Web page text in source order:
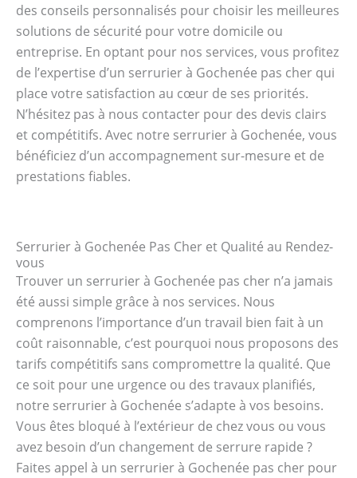
des conseils personnalisés pour choisir les meilleures
solutions de sécurité pour votre domicile ou
entreprise. En optant pour nos services, vous profitez
de l’expertise d’un serrurier à Gochenée pas cher qui
place votre satisfaction au cœur de ses priorités.
N’hésitez pas à nous contacter pour des devis clairs
et compétitifs. Avec notre serrurier à Gochenée, vous
bénéficiez d’un accompagnement sur-mesure et de
prestations fiables.
Serrurier à Gochenée Pas Cher et Qualité au Rendez-
vous
Trouver un serrurier à Gochenée pas cher n’a jamais
été aussi simple grâce à nos services. Nous
comprenons l’importance d’un travail bien fait à un
coût raisonnable, c’est pourquoi nous proposons des
tarifs compétitifs sans compromettre la qualité. Que
ce soit pour une urgence ou des travaux planifiés,
notre serrurier à Gochenée s’adapte à vos besoins.
Vous êtes bloqué à l’extérieur de chez vous ou vous
avez besoin d’un changement de serrure rapide ?
Faites appel à un serrurier à Gochenée pas cher pour